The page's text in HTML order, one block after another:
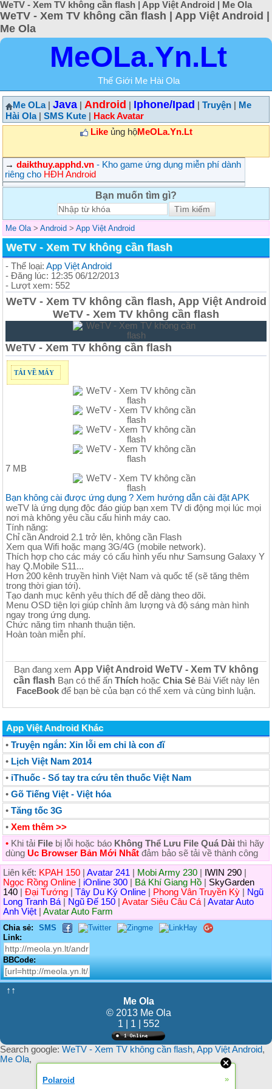
WeTV - Xem TV không cần flash | App Việt Android | Me Ola
WeTV - Xem TV không cần flash | App Việt Android |
Me Ola
MeOLa.Yn.Lt
Thế Giới Me Hài Ola
Me OLa| Java Android Iphone/Ipad Truyện
Me
Hài Ola| SMS Kute
Hack Avatar
Likeủng hộMeOLa.Yn.Lt
→ daikthuy.apphd.vn - Kho game ứng dụng miễn phí dành
riêng cho HĐH Android
Bạn muốn tìm gì?
Me Ola > Android > App Việt Android
WeTV - Xem TV không cần flash
- Thể loại: App Việt Android
- Đăng lúc: 12:35 06/12/2013
- Lượt xem: 552
WeTV - Xem TV không cần flash, App Việt Android
WeTV - Xem TV không cần flash
WeTV - Xem TV không cần flash
TẢI VỀ MÁY
7 MB
Bạn không cài được ứng dụng ? Xem hướng dẫn cài đặt APK
weTV là ứng dụng độc đáo giúp bạn xem TV di động mọi lúc mọi
nơi mà không yêu cầu cấu hình máy cao.
Tính năng:
Chỉ cần Android 2.1 trở lên, không cần Flash
Xem qua Wifi hoặc mạng 3G/4G (mobile network).
Thích hợp cho các máy có cấu hình yếu như Samsung Galaxy Y
hay Q.Mobile S11...
Hơn 200 kênh truyền hình Việt Nam và quốc tế (sẽ tăng thêm
trong thời gian tới).
Tạo danh mục kênh yêu thích để dễ dàng theo dõi.
Menu OSD tiện lợi giúp chỉnh âm lượng và độ sáng màn hình
ngay trong ứng dụng.
Chức năng tìm nhanh thuận tiện.
Hoàn toàn miễn phí.
Bạn đang xem App Việt Android WeTV - Xem TV không
cần flash Bạn có thể ấn Thíchhoặc Chia SẻBài Viết này lên
FaceBook để bạn bè của bạn có thể xem và cùng bình luận.
App Việt Android Khác
• Truyện ngắn: Xin lỗi em chỉ là con đĩ
• Lịch Việt Nam 2014
• iThuốc - Sổ tay tra cứu tên thuốc Việt Nam
• Gõ Tiếng Việt - Việt hóa
• Tăng tốc 3G
• Xem thêm >>
• Khi tải File bị lỗi hoặc báo Không Thể Lưu File Quá Dài thì hãy
dùng Uc Browser Bản Mới Nhất đảm bảo sẽ tải về thành công
Liên kết: KPAH 150 Avatar 241 Mobi Army 230 IWIN 290
Ngọc Rồng Online
iOnline 300 Bá Khí Giang Hồ
SkyGarden
140
Đại Tướng Tây Du Ký Online Phong Vân Truyền Kỳ
Ngũ
Long Tranh Bá
Ngũ Đế 150 Avatar Siêu Câu Cá
Avatar Auto
Anh Việt
Avatar Auto Farm
Chia sẻ:
SMS
Link:
BBCode:
↑↑
Me Ola
© 2013 Me Ola
1 | 1 | 552
Search google: WeTV - Xem TV không cần flash, App Việt Android,
Me Ola,
Polaroid »